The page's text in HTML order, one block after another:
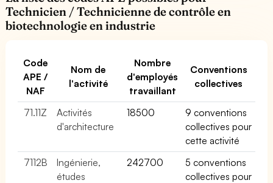
Technicien / Technicienne de contrôle en
biotechnologie en industrie
Code
APE /
NAF
Nom de
l'activité
Nombre
d'employés
travaillant
Conventions
collectives
71.11Z
Activités
d'architecture
18500
9 conventions
collectives pour
cette activité
7112B
Ingénierie,
études
242700
5 conventions
collectives pour